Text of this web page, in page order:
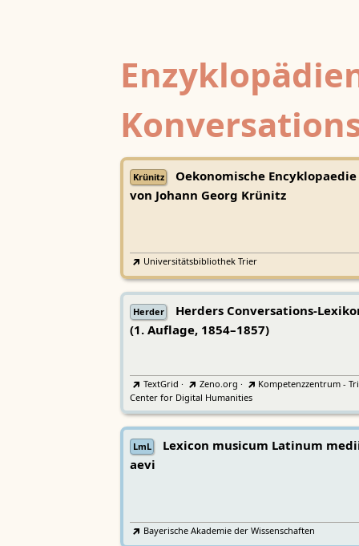
Krünitz
Oekonomische Encyklopaedie
von Johann Georg Krünitz
Universitätsbibliothek Trier
Herder
Herders Conversations-
(1. Auflage, 1854–1857)
TextGrid · Zeno.org ·
Kompetenzzentrum -
Center for Digital Humanities
LmL
Lexicon musicum Latinum
aevi
Bayerische Akademie der Wissenschaften